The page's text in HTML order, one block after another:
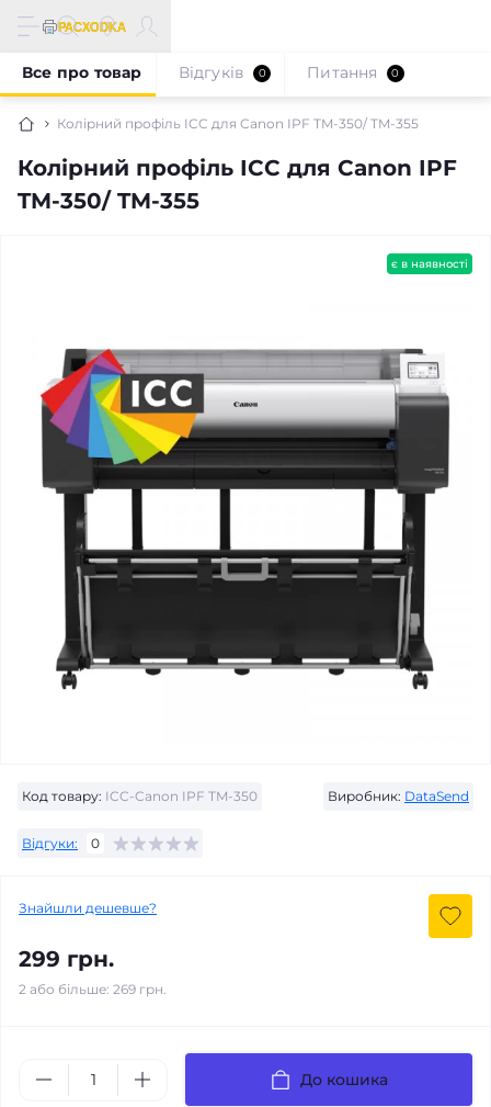
Колірний профіль ICC для Canon IPF TM-350/ TM-355
Колірний профіль ICC для Canon IPF
TM-350/ TM-355
Все про товар Відгуків 0 Питання 0
є в наявності
Код товару: ICC-Canon IPF TM-350 Виробник: DataSend
Відгуки: 0
Знайшли дешевше?
299 грн.
2 або більше: 269 грн.
До кошика